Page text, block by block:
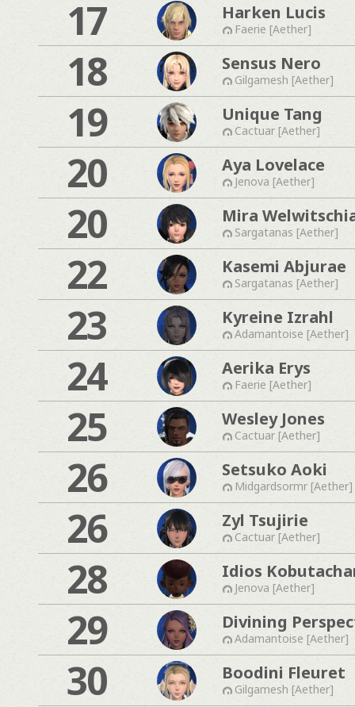
17 Harken Lucis
Faerie [Aether]
18 Sensus Nero
Gilgamesh [Aether]
19 Unique Tang
Cactuar [Aether]
20 Aya Lovelace
Jenova [Aether]
20 Mira
Sargatanas [Aether]
22 Kasemi Abjurae
Sargatanas [Aether]
23 Kyreine Izrahl
Adamantoise [Aether]
24 Aerika Erys
Faerie [Aether]
25 Wesley Jones
Cactuar [Aether]
26 Setsuko Aoki
Midgardsormr [Aether]
26 Zyl Tsujirie
Cactuar [Aether]
28 Idios
Jenova [Aether]
29 Divining
Adamantoise [Aether]
30 Boodini Fleuret
Gilgamesh [Aether]